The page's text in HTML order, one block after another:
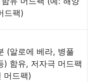
드팩)
(알로에 베라, 병풀
) 함유, 저자극 머드팩
머드팩)